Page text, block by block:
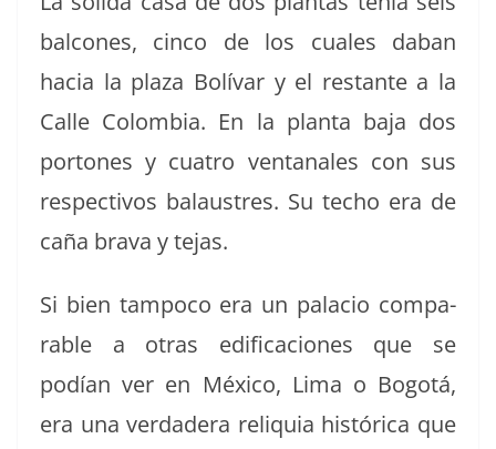
bal­cones, cin­co de los cuales daban
hacia la plaza Bolí­var y el restante a la
Calle Colom­bia. En la plan­ta baja dos
por­tones y cua­tro ven­tanales con sus
respec­tivos bal­aus­tres. Su techo era de
caña bra­va y tejas.
Si bien tam­poco era un pala­cio com­pa­
ra­ble a otras edi­fi­ca­ciones que se
podían ver en Méx­i­co, Lima o Bogotá,
era una ver­dadera reliquia históri­ca que